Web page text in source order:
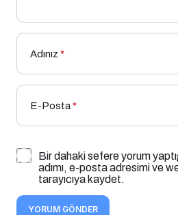
Adınız *
E-Posta*
Bir dahaki sefere yorum
adımı, e-posta adresimi ve
tarayıcıya kaydet.
YORUM GÖNDER